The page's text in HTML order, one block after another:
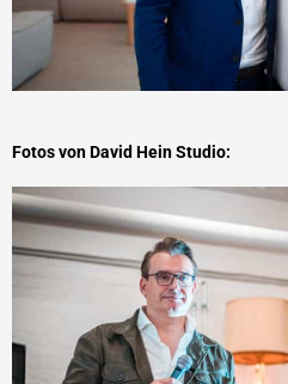
Fotos von David Hein Studio: